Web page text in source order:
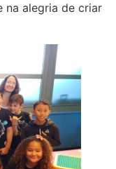
na alegria de criar